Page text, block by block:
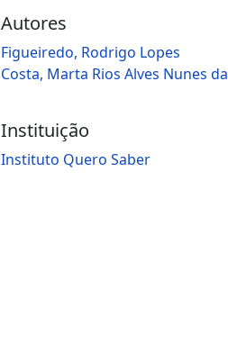
Autores
Figueiredo, Rodrigo Lopes
Costa, Marta Rios Alves Nunes da
Instituição
Instituto Quero Saber